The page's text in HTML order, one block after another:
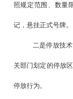
照规定范围、数量
记，悬挂正式号牌。
二是停放技
关部门划定的停放
停放行为。